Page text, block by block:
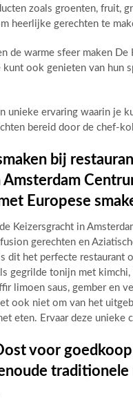
zoals groenten, fruit,
heerlijke gerechten te
de warme sfeer maken
kunt ook genieten van hun
unieke ervaring waarin je
bereid door de chef-
bij
Amsterdam
Europese
Keizersgracht in
gerechten en
dit het perfecte
gegrilde tonijn met
limoen saus, gember en
ook niet om van het
eten. Ervaar deze
voor